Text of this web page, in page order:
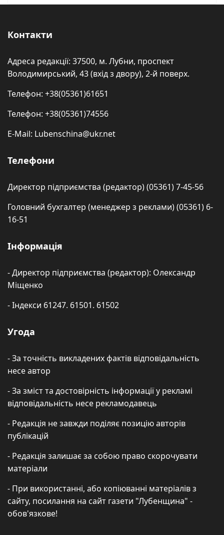
Контакти
Адреса редакції: 37500, м. Лубни, проспект
Володимирський, 43 (вхід з двору), 2-й поверх.
Телефон: +38(05361)61651
Телефон: +38(05361)74556
E-Mail: Lubenschina@ukr.net
Телефони
Директор підприємства (редактор) (05361) 7-45-56
Головний бухгалтер (менеджер з реклами) (05361) 6-
16-51
Інформація
- Директор підприємства (редактор): Олександр
Міщенко
- Індекси 61247. 61501. 61502
Угода
- За точність викладених фактів відповідальність
несе автор
- За зміст та достовірність інформації у рекламі
відповідальність несе рекламодавець
- Редакція не завжди поділяє позицію авторів
публікацій
- Редакція залишає за собою право скорочувати
матеріали
- При використанні, або копіюванні матеріалів з
сайту, посилання на сайт газети "Лубенщина" -
обов'язкове!